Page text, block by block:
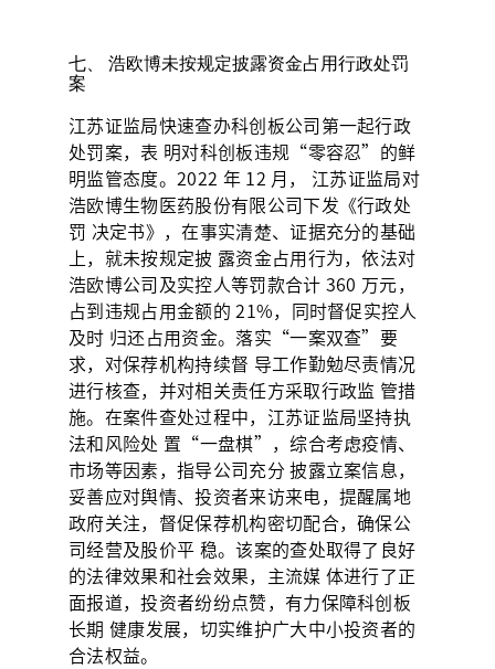
七、 浩欧博未按规定披露资金占用行政处罚
案
江苏证监局快速查办科创板公司第一起行政
处罚案，表 明对科创板违规“零容忍”的鲜
明监管态度。2022 年 12 月， 江苏证监局对
浩欧博生物医药股份有限公司下发《行政处
罚 决定书》，在事实清楚、证据充分的基础
上，就未按规定披 露资金占用行为，依法对
浩欧博公司及实控人等罚款合计 360 万元，
占到违规占用金额的 21%，同时督促实控人
及时 归还占用资金。落实“一案双查”要
求，对保荐机构持续督 导工作勤勉尽责情况
进行核查，并对相关责任方采取行政监 管措
施。在案件查处过程中，江苏证监局坚持执
法和风险处 置“一盘棋”，综合考虑疫情、
市场等因素，指导公司充分 披露立案信息，
妥善应对舆情、投资者来访来电，提醒属地
政府关注，督促保荐机构密切配合，确保公
司经营及股价平 稳。该案的查处取得了良好
的法律效果和社会效果，主流媒 体进行了正
面报道，投资者纷纷点赞，有力保障科创板
长期 健康发展，切实维护广大中小投资者的
合法权益。